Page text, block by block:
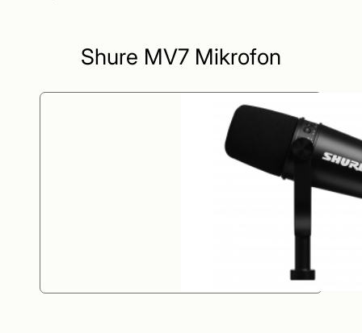
Shure MV7 Mikrofon